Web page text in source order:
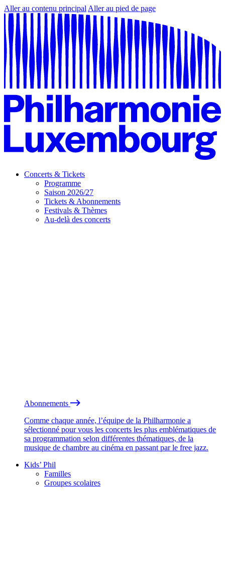
Aller au contenu principal Aller au pied de page
Concerts & Tickets
Programme
Saison 2026/27
Tickets & Abonnements
Festivals & Thèmes
Au-delà des concerts
Abonnements
Comme chaque année, l’équipe de la Philharmonie a
sélectionné pour vous les concerts les plus emblématiques de
sa programmation selon différentes thématiques, de la
musique de chambre au cinéma en passant par le free jazz.
Kids’ Phil
Familles
Groupes scolaires